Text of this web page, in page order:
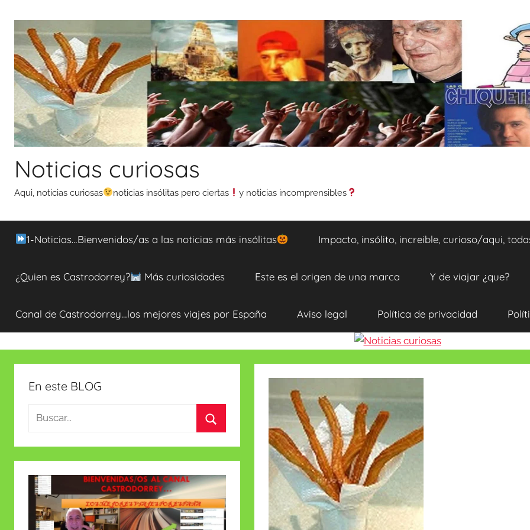
contenido
Noticias curiosas
Aqui, noticias curiosas noticias insólitas pero ciertas y noticias incomprensibles
1-Noticias…Bienvenidos/as a las noticias más insólitas Impacto, insólito, increible, curioso/aqui,
¿Quien es Castrodorrey? Más curiosidades Este es el origen de una marca Y de viajar ¿que?
Canal de Castrodorrey…los mejores viajes por España Aviso legal Política de privacidad
En este BLOG
Buscar: